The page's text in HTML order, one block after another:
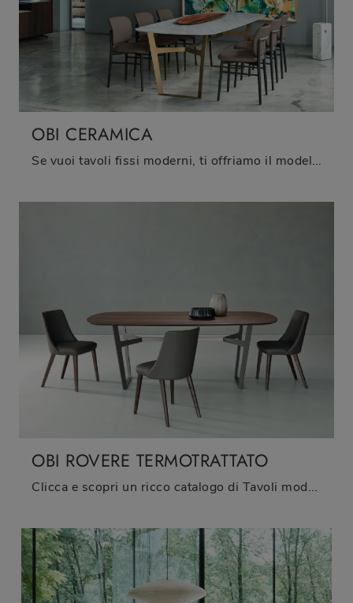
OBI CERAMICA
Se vuoi tavoli fissi moderni, ti offriamo il modello da pranzo in ceramica Obi Ceramica della marca Sangiacomo.
OBI ROVERE TERMOTRATTATO
Clicca e scopri un ricco catalogo di Tavoli moderni fissi da pranzo! Il modello Obi Rovere Termotrattato di Sangiacomo ti aspetta.